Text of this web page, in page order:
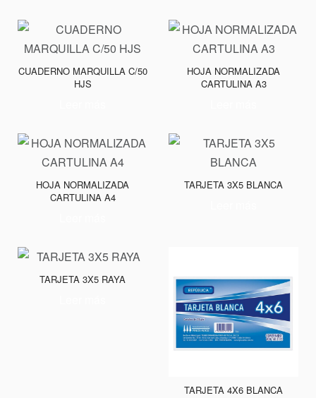
CUADERNO MARQUILLA C/50
HJS
HOJA NORMALIZADA
CARTULINA A3
HOJA NORMALIZADA
CARTULINA A4
TARJETA 3X5 BLANCA
TARJETA 3X5 RAYA
TARJETA 4X6 BLANCA